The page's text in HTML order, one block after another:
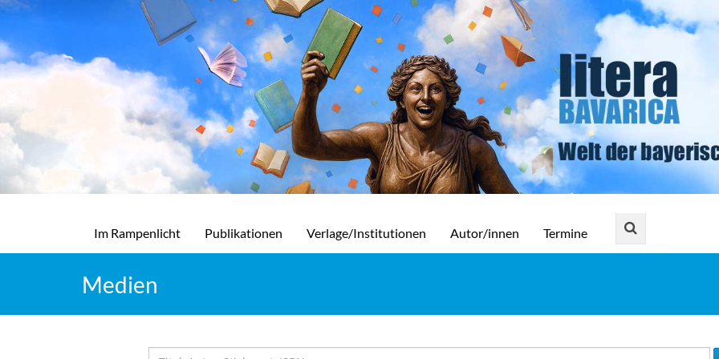
Im Rampenlicht Publikationen Verlage/Institutionen Autor/innen Termine
Medien